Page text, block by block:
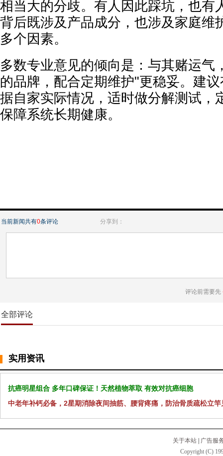
相当大的分歧。有人因此踩坑，也有
背后既涉及产品成分，也涉及家庭维
多个因素。
多数专业意见的倾向是：与其赌运气
的品牌，配合定期维护"更稳妥。建
据自家实际情况，适时做分解测试，
保障系统长期健康。
当前新闻共有0条评论 分享到：
评论前需要先
全部评论
实用资讯
抗癌明星组合 多年口碑保证！天然植物萃取 有效对抗癌细胞
中老年补钙必备，2星期消除夜间抽筋、腰背疼痛，防治骨质疏松立竿
关于本站
广告服
Copyright (C)